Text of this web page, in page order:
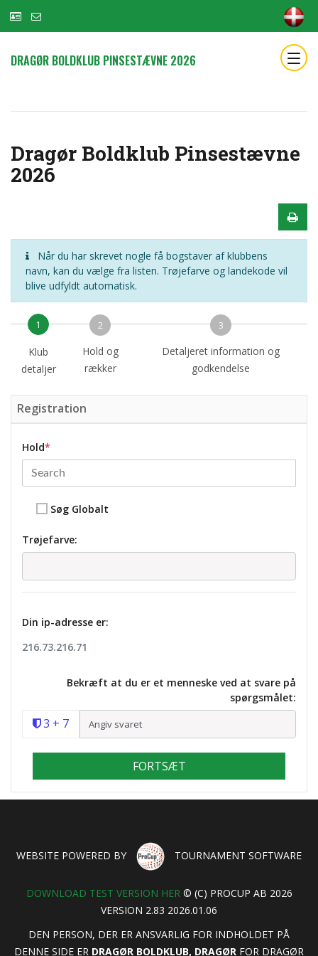
DRAGØR BOLDKLUB PINSESTÆVNE 2026
Dragør Boldklub Pinsestævne
2026
Når du har skrevet nogle få bogstaver af klubbens
navn, kan du vælge fra listen. Trøjefarve og landekode vil
blive udfyldt automatisk.
1
Klub
detaljer
2
Hold og
rækker
3
Detaljeret information og
godkendelse
Registration
Hold*
Søg Globalt
Trøjefarve:
Din ip-adresse er:
216.73.216.71
Bekræft at du er et menneske ved at svare på
spørgsmålet:
3 + 7
FORTSÆT
WEBSITE POWERED BY TOURNAMENT SOFTWARE
DOWNLOAD TEST VERSION HER© (C) PROCUP AB 2026
VERSION 2.83 2026.01.06
DEN PERSON, DER ER ANSVARLIG FOR INDHOLDET PÅ
DENNE SIDE ER DRAGØR BOLDKLUB, DRAGØR FOR DRAGØR